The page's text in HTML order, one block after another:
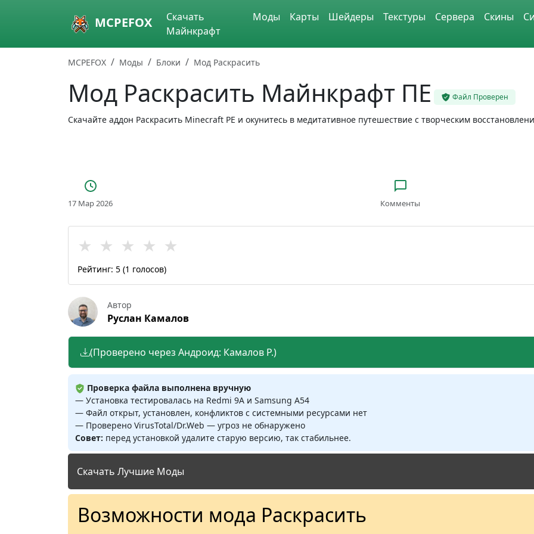
Skip to main content MCPEFOX
Скачать
Майнкрафт
Моды Карты Шейдеры Текстуры Сервера Скины
MCPEFOX Моды Блоки Мод Раскрасить
Мод Раскрасить Майнкрафт ПЕ Файл Проверен
Скачайте аддон Раскрасить Minecraft PE и окунитесь в медитативное путешествие с творческим
17 Мар 2026 Комменты
★ ★ ★ ★ ★
Рейтинг: 5 (1 голосов)
Автор
Руслан Камалов
(Проверено через Андроид: Камалов Р.)
Проверка файла выполнена вручную
— Установка тестировалась на Redmi 9A и Samsung A54
— Файл открыт, установлен, конфликтов с системными ресурсами нет
— Проверено VirusTotal/Dr.Web — угроз не обнаружено
Совет: перед установкой удалите старую версию, так стабильнее.
Скачать Лучшие Моды
Возможности мода Раскрасить